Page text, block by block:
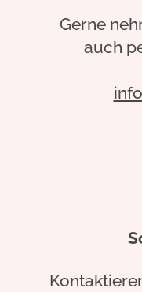
Gerne
auch